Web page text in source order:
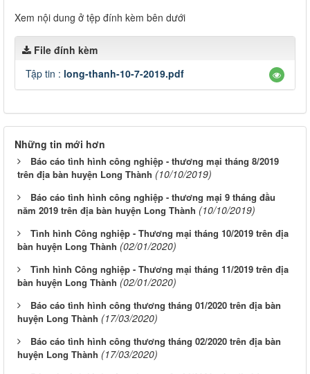
Xem nội dung ở tệp đính kèm bên dưới
File đính kèm
Tập tin : long-thanh-10-7-2019.pdf
Những tin mới hơn
Báo cáo tình hình công nghiệp - thương mại tháng 8/2019
trên địa bàn huyện Long Thành (10/10/2019)
Báo cáo tình hình công nghiệp - thương mại 9 tháng đầu
năm 2019 trên địa bàn huyện Long Thành (10/10/2019)
Tình hình Công nghiệp - Thương mại tháng 10/2019 trên địa
bàn huyện Long Thành (02/01/2020)
Tình hình Công nghiệp - Thương mại tháng 11/2019 trên địa
bàn huyện Long Thành (02/01/2020)
Báo cáo tình hình công thương tháng 01/2020 trên địa bàn
huyện Long Thành (17/03/2020)
Báo cáo tình hình công thương tháng 02/2020 trên địa bàn
huyện Long Thành (17/03/2020)